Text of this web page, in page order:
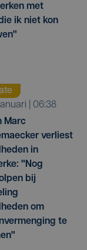
met
ik niet kon
januari | 06:38
Marc
verliest
in
"Nog
bij
om
te